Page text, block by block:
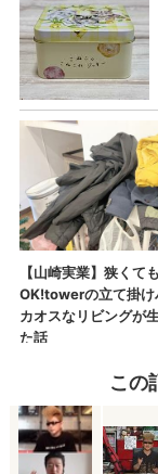
この